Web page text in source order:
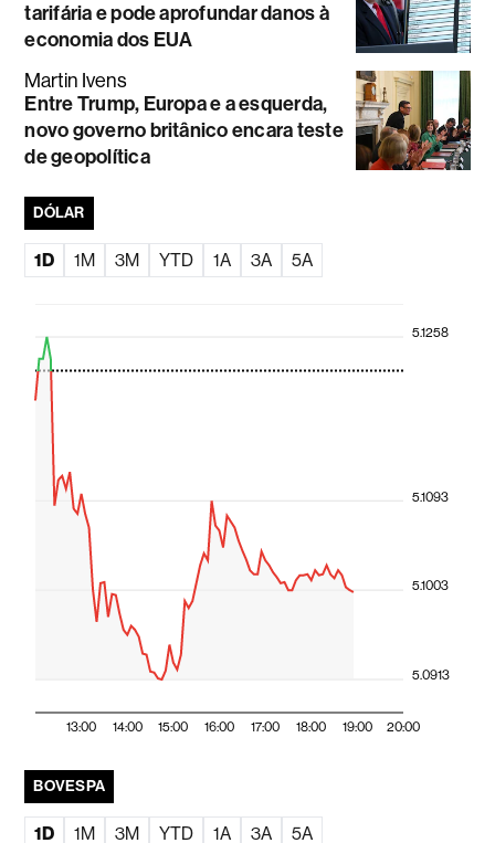
tarifária e pode aprofundar danos à
economia dos EUA
Martin Ivens
Entre Trump, Europa e a esquerda,
novo governo britânico encara teste
de geopolítica
DÓLAR
1D 1M 3M YTD 1A 3A 5A
13:00 14:00 15:00 16:00 17:00 18:00 19:00 20:00
5.0913
5.1003
5.1093
5.1258
BOVESPA
1D 1M 3M YTD 1A 3A 5A